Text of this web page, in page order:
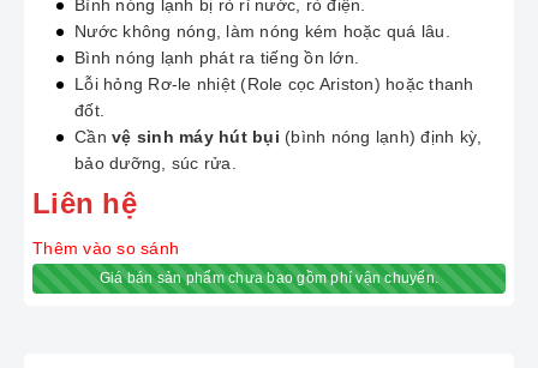
Bình nóng lạnh bị rò rỉ nước, rò điện.
Nước không nóng, làm nóng kém hoặc quá lâu.
Bình nóng lạnh phát ra tiếng ồn lớn.
Lỗi hỏng Rơ-le nhiệt (Role cọc Ariston) hoặc thanh
đốt.
Cần vệ sinh máy hút bụi (bình nóng lạnh) định kỳ,
bảo dưỡng, súc rửa.
Liên hệ
Thêm vào so sánh
Giá bán sản phẩm chưa bao gồm phí vận chuyển.